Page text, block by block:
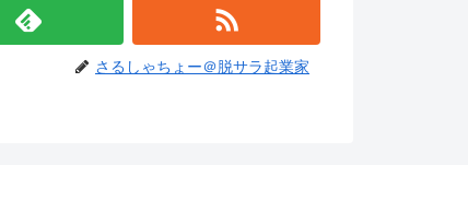
さるしゃちょー＠脱サラ起業家